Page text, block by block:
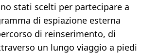
stati scelti per partecipare a
di espiazione esterna
di reinserimento, di
un lungo viaggio a piedi